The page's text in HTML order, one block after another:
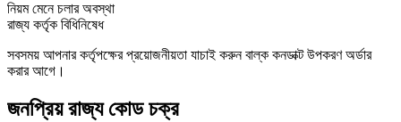
নিয়ম মেনে চলার অবস্থা
রাজ্য কর্তৃক বিধিনিষেধ
সবসময় আপনার কর্তৃপক্ষের প্রয়োজনীয়তা যাচাই করুন বাল্ক কনডাক্ট উপকরণ অর্ডার
করার আগে।
জনপ্রিয় রাজ্য কোড চক্র